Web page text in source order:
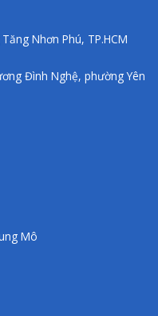
Nhơn Phú, TP.HCM
Đình Nghệ, phường Yên
Mô